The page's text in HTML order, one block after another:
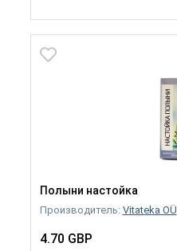
Полыни настойка
Производитель: Vitateka OÜ
4.70 GBP